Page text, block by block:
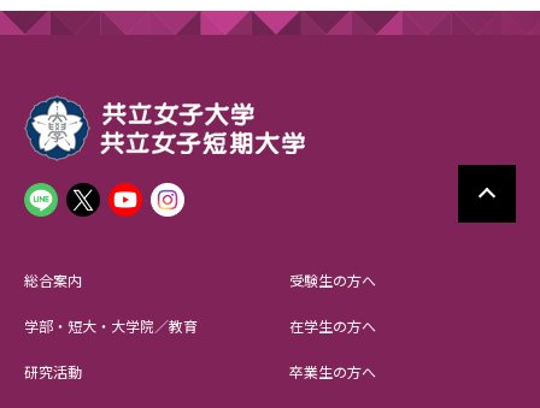
総合案内
学部・短大・大学院／教育
研究活動
受験生の方へ
在学生の方へ
卒業生の方へ